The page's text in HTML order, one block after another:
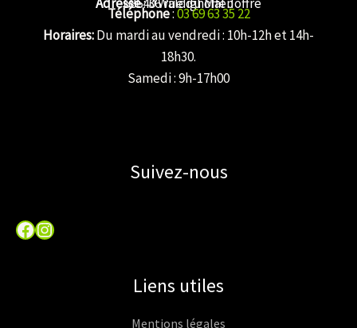
Téléphone:03 69 63 35 22
Horaires:Du mardi au vendredi : 10h-12h et 14h-
18h30.
Samedi : 9h-17h00
Suivez-nous
Facebook
Instagram
Liens utiles
Mentions légales